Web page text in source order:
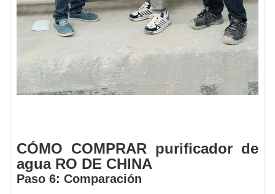
CÓMO COMPRAR purificador de
agua RO DE CHINA
Paso 6: Comparación